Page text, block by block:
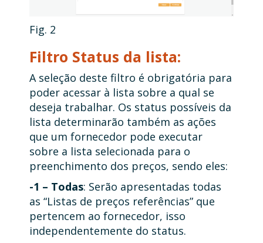
Fig. 2
Filtro Status da lista:
A seleção deste filtro é obrigatória para
poder acessar à lista sobre a qual se
deseja trabalhar. Os status possíveis da
lista determinarão também as ações
que um fornecedor pode executar
sobre a lista selecionada para o
preenchimento dos preços, sendo eles:
-1 – Todas: Serão apresentadas todas
as “Listas de preços referências” que
pertencem ao fornecedor, isso
independentemente do status.